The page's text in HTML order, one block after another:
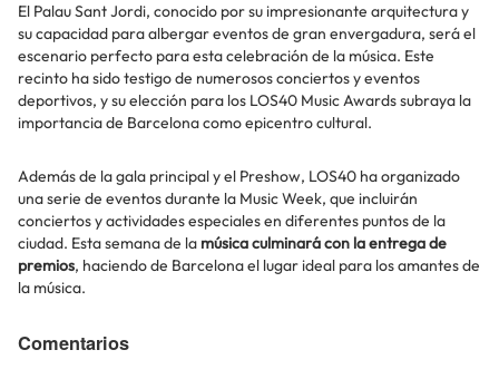
El Palau Sant Jordi, conocido por su impresionante arquitectura y
su capacidad para albergar eventos de gran envergadura, será el
escenario perfecto para esta celebración de la música. Este
recinto ha sido testigo de numerosos conciertos y eventos
deportivos, y su elección para los LOS40 Music Awards subraya la
importancia de Barcelona como epicentro cultural.
Además de la gala principal y el Preshow, LOS40 ha organizado
una serie de eventos durante la Music Week, que incluirán
conciertos y actividades especiales en diferentes puntos de la
ciudad. Esta semana de la música culminará con la entrega de
premios, haciendo de Barcelona el lugar ideal para los amantes de
la música.
Comentarios